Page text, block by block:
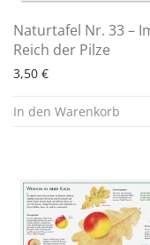
Naturtafel Nr. 33 –
Reich der Pilze
3,50 €
In den Warenkorb